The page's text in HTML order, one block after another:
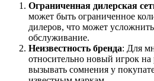
Ограниченная дилерская
может быть ограниченное
дилеров, что может
обслуживание.
Неизвестность бренда: Для
относительно новый игрок
вызывать сомнения у